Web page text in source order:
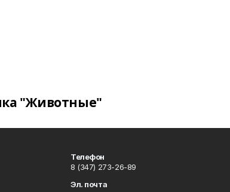
"Животные"
Телефон
8 (347) 273-26-89
Эл. почта